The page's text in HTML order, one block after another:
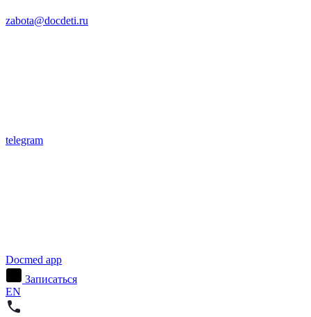
zabota@docdeti.ru
telegram
Docmed app
Записаться
EN